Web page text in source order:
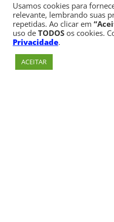
Usamos cookies para
relevante, lembrando suas
repetidas. Ao clicar em
uso de TODOS os cookies.
Privacidade.
ACEITAR